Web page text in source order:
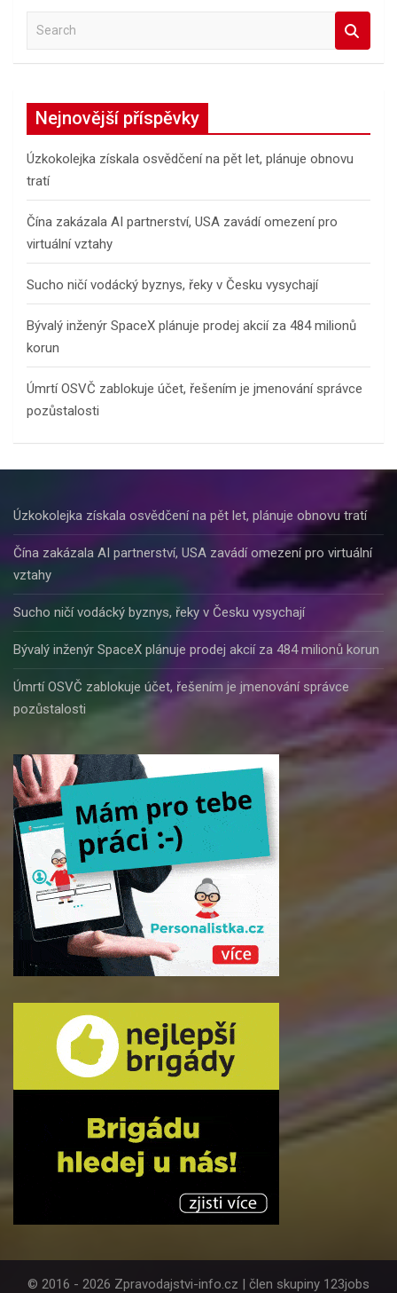
a
h
Nejnovější příspěvky
Úzkokolejka získala osvědčení na pět let, plánuje obnovu
tratí
Čína zakázala AI partnerství, USA zavádí omezení pro
virtuální vztahy
Sucho ničí vodácký byznys, řeky v Česku vysychají
Bývalý inženýr SpaceX plánuje prodej akcií za 484 milionů
korun
Úmrtí OSVČ zablokuje účet, řešením je jmenování správce
pozůstalosti
Úzkokolejka získala osvědčení na pět let, plánuje obnovu tratí
Čína zakázala AI partnerství, USA zavádí omezení pro virtuální
vztahy
Sucho ničí vodácký byznys, řeky v Česku vysychají
Bývalý inženýr SpaceX plánuje prodej akcií za 484 milionů korun
Úmrtí OSVČ zablokuje účet, řešením je jmenování správce
pozůstalosti
© 2016 - 2026 Zpravodajstvi-info.cz | člen skupiny 123jobs